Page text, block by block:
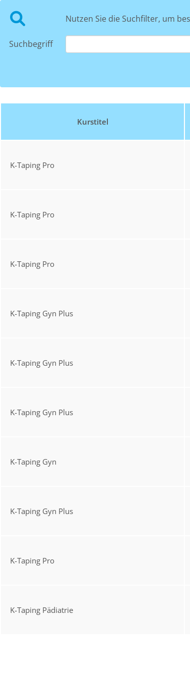
Nutzen Sie die Suchfilter, um
Suchbegriff
Kurstitel
K-Taping Pro
K-Taping Pro
K-Taping Pro
K-Taping Gyn Plus
K-Taping Gyn Plus
K-Taping Gyn Plus
K-Taping Gyn
K-Taping Gyn Plus
K-Taping Pro
K-Taping Pädiatrie